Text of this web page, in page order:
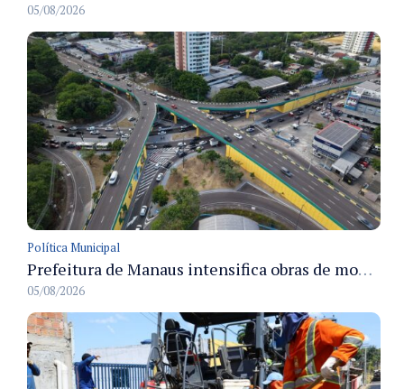
05/08/2026
Política Municipal
Prefeitura de Manaus intensifica obras de modernização no viaduto Miguel Arraes para ampliar segurança e acessibilidade na região
05/08/2026